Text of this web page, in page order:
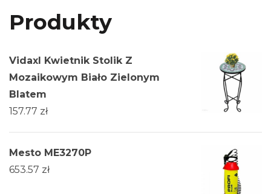
Produkty
Vidaxl Kwietnik Stolik Z
Mozaikowym Biało Zielonym
Blatem
157.77 zł
Mesto ME3270P
653.57 zł